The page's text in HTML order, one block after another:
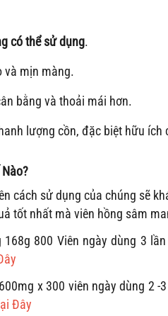
có thể sử dụng.
và mịn màng.
bằng và thoải mái hơn.
lượng cồn, đặc biệt hữu
cách sử dụng của chúng sẽ
tốt nhất mà viên hồng sâm
168g 800 Viên ngày dùng 3
x 300 viên ngày dùng 2
Đây